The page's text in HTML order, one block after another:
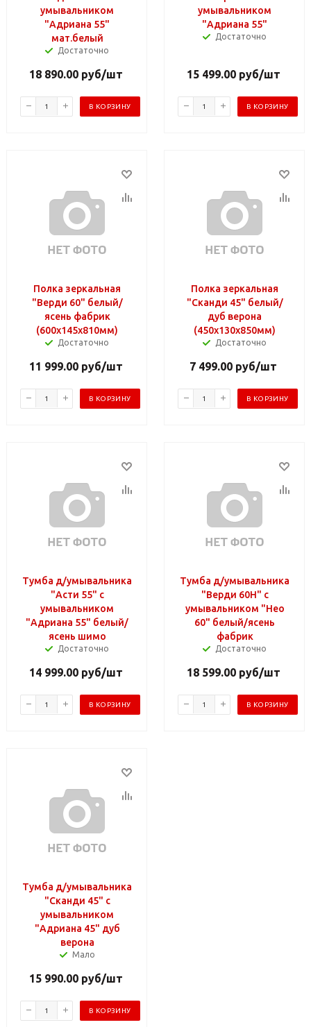
умывальником
"Адриана 55"
мат.белый
Достаточно
18 890.00руб/шт
В КОРЗИНУ
умывальником
"Адриана 55"
Достаточно
15 499.00руб/шт
В КОРЗИНУ
Полка зеркальная
"Верди 60" белый/
ясень фабрик
(600х145х810мм)
Достаточно
11 999.00руб/шт
В КОРЗИНУ
Полка зеркальная
"Сканди 45" белый/
дуб верона
(450х130х850мм)
Достаточно
7 499.00 руб/шт
В КОРЗИНУ
Тумба д/умывальника
"Асти 55" с
умывальником
"Адриана 55" белый/
ясень шимо
Достаточно
14 999.00руб/шт
В КОРЗИНУ
Тумба д/умывальника
"Верди 60Н" с
умывальником "Нео
60" белый/ясень
фабрик
Достаточно
18 599.00руб/шт
В КОРЗИНУ
Тумба д/умывальника
"Сканди 45" с
умывальником
"Адриана 45" дуб
верона
Мало
15 990.00руб/шт
В КОРЗИНУ